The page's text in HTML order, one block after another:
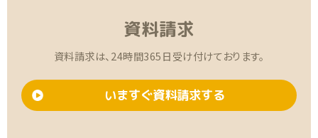
資料請求
資料請求は、24時間365日受け付けております。
いますぐ資料請求する